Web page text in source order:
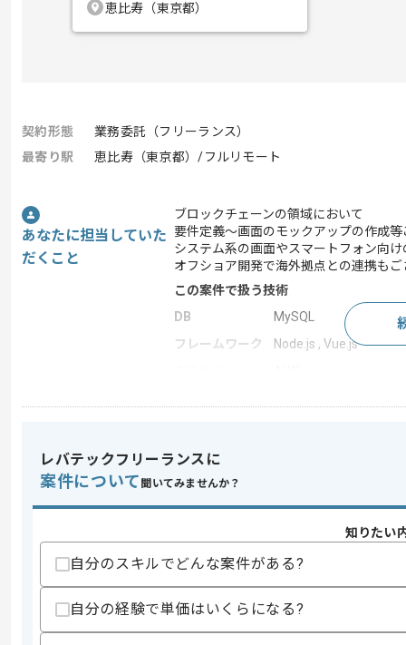
恵比寿（東京都）
契約形態
業務委託（フリーランス）
最寄り駅
恵比寿（東京都）/フルリモート
あなたに担当していた
だくこと
ブロックチェーンの領域において
要件定義～画面のモックアップの作成
システム系の画面やスマートフォン向け
オフショア開発で海外拠点との連携も
この案件で扱う技術
DB
MySQL
フレームワーク
Node.js , Vue.js
担当領域/システ
ム
スキル
求めるスキル
・ブロックチェーンのプロジェクト経験
歓迎スキル
レバテックフリーランスに
案件について 聞いてみませんか？
知りたい
自分のスキルでどんな案件がある?
自分の経験で単価はいくらになる?